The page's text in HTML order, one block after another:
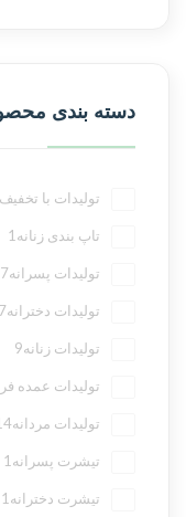
دسته بندی
تولیدات با
تاپ بندی زنانه 1
تولیدات پسرانه7
تولیدات دخترانه7
تولیدات زنانه9
تولیدات عمده
تولیدات مردانه
تیشرت پسرانه 1
تیشرت دخترانه 1